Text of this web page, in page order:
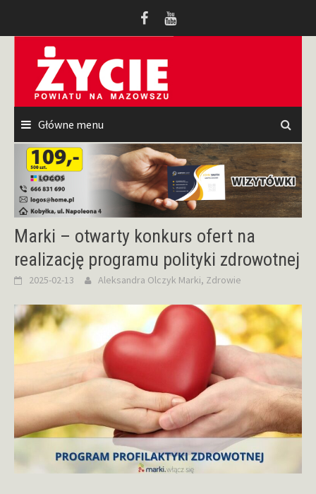
Główne menu
Marki – otwarty konkurs ofert na
realizację programu polityki zdrowotnej
2025-02-13 Aleksandra Olczyk Marki, Zdrowie